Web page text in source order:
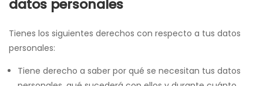
datos personales
Tienes los siguientes derechos con respecto a tus datos
personales:
Tiene derecho a saber por qué se necesitan tus datos